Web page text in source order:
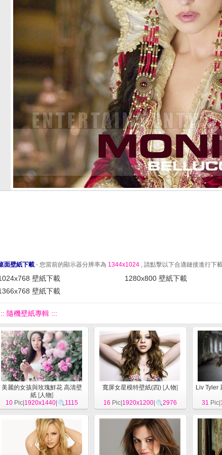
面壁紙下載 - 您當前的顯示器分辨率為 1344x1024 , 請點擊以下合適鏈接進行下載
壁紙下載 1280x800 壁紙下載
壁紙下載
隨機壁紙專輯 :::
美麗的女孩與玫瑰鮮花 高清壁
紙[人物]
10Pic| 1920x1440| 1115
寬屏女星模特壁紙(四)[人物]
16 Pic| 1920x1200| 2976
Liv Tyler
31 Pic|